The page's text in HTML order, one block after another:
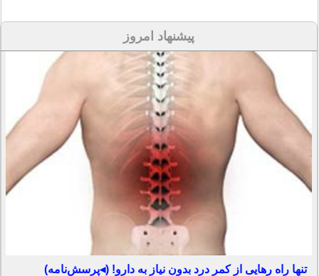
پیشنهاد امروز
تنها راه رهایی از کمر درد بدون نیاز به دارو! (◂پرسش‌نامه)